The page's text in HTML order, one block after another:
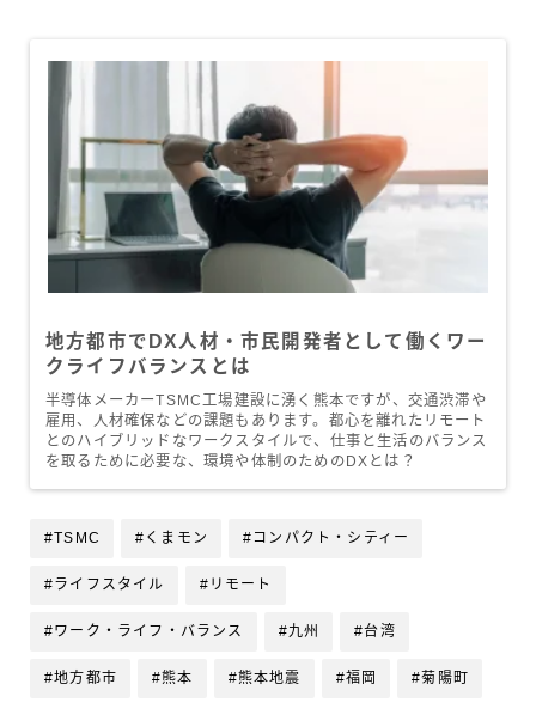
地方都市でDX人材・市民開発者として働くワー
クライフバランスとは
半導体メーカーTSMC工場建設に湧く熊本ですが、交通渋滞や
雇用、人材確保などの課題もあります。都心を離れたリモート
とのハイブリッドなワークスタイルで、仕事と生活のバランス
を取るために必要な、環境や体制のためのDXとは？
#TSMC #くまモン #コンパクト・シティー
#ライフスタイル #リモート
#ワーク・ライフ・バランス #九州 #台湾
#地方都市 #熊本 #熊本地震 #福岡 #菊陽町